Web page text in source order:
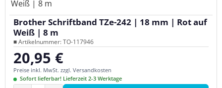
Brother Schriftband TZe-242 | 18 mm | Rot auf
Weiß | 8 m
■ Artikelnummer: TO-117946
Regulärer Preis:
20,95 €
Preise inkl. MwSt. zzgl. Versandkosten
Sofort lieferbar! Lieferzeit 2-3 Werktage